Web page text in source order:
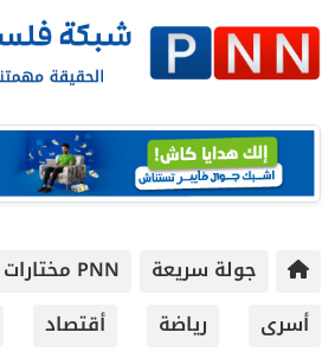
جولة سريعة PNN مختارات
أسرى
رياضة أقتصاد